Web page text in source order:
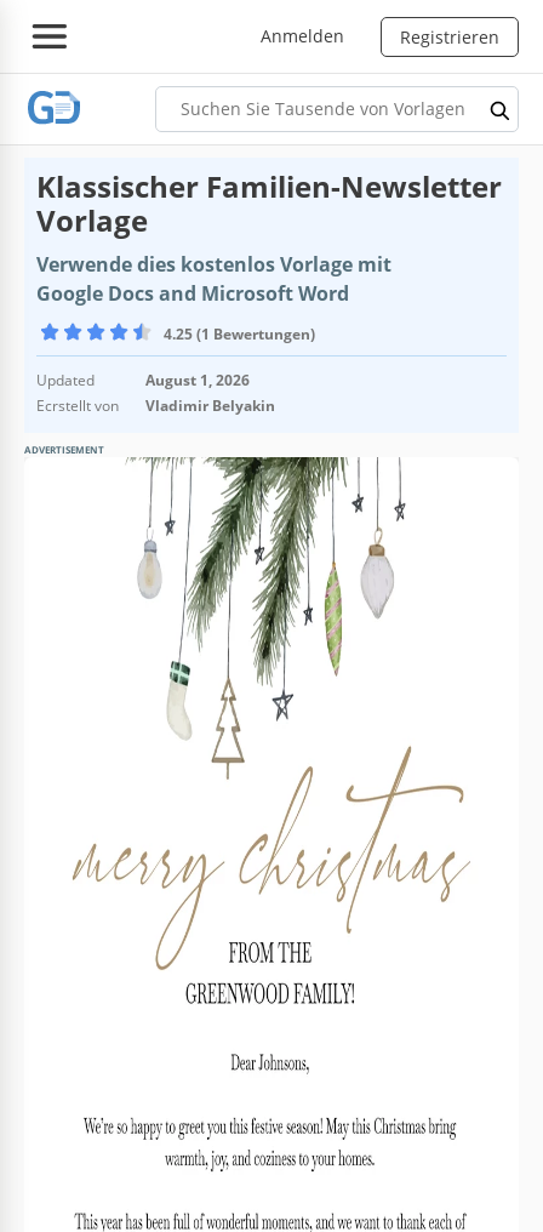
Anmelden Registrieren
Klassischer Familien-Newsletter
Vorlage
Verwende dies kostenlos Vorlage mit
Google Docs and Microsoft Word
4.25 (1 Bewertungen)
Updated
August 1, 2026
Ecrstellt von
Vladimir Belyakin
ADVERTISEMENT